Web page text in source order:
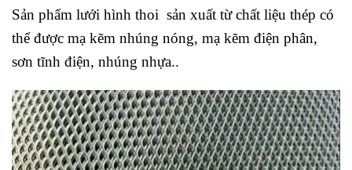
Sản phẩm lưới hình thoi sản xuất từ chất liệu thép có
thể được mạ kẽm nhúng nóng, mạ kẽm điện phân,
sơn tĩnh điện, nhúng nhựa..